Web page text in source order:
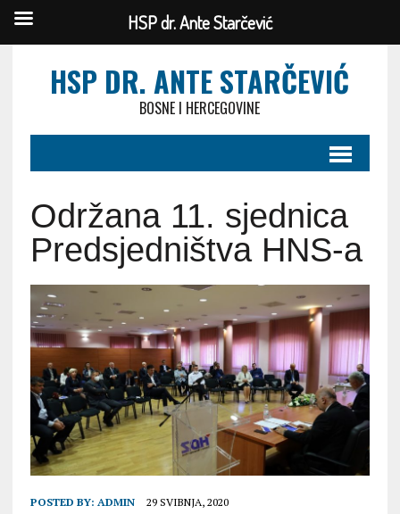
HSP DR. ANTE STARČEVIĆ
BOSNE I HERCEGOVINE
Održana 11. sjednica
Predsjedništva HNS-a
POSTED BY: ADMIN 29 SVIBNJA, 2020
HSP dr. Ante Starčević